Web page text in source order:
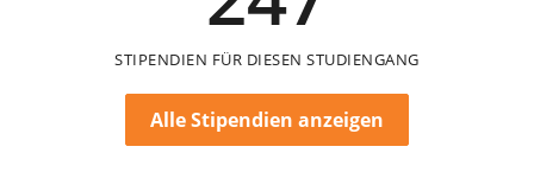
STIPENDIEN FÜR DIESEN STUDIENGANG
Alle Stipendien anzeigen